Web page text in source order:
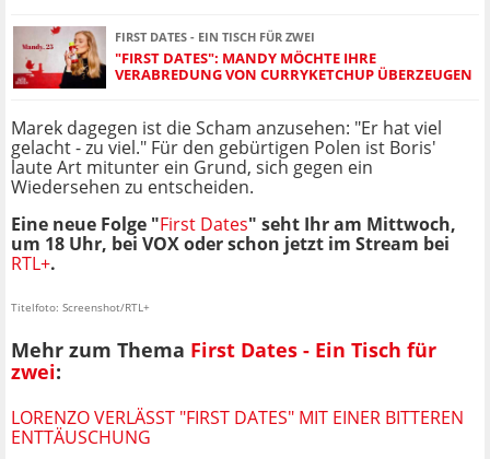
FIRST DATES - EIN TISCH FÜR ZWEI
"FIRST DATES": MANDY MÖCHTE IHRE
VERABREDUNG VON CURRYKETCHUP ÜBERZEUGEN
Marek dagegen ist die Scham anzusehen: "Er hat viel
gelacht - zu viel." Für den gebürtigen Polen ist Boris'
laute Art mitunter ein Grund, sich gegen ein
Wiedersehen zu entscheiden.
Eine neue Folge "First Dates" seht Ihr am Mittwoch,
um 18 Uhr, bei VOX oder schon jetzt im Stream bei
RTL+.
Titelfoto: Screenshot/RTL+
Mehr zum Thema First Dates - Ein Tisch für
zwei:
LORENZO VERLÄSST "FIRST DATES" MIT EINER BITTEREN
ENTTÄUSCHUNG